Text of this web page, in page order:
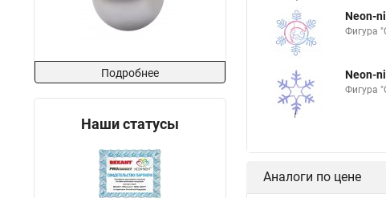
Подробнее
Наши статусы
Neon-
Фигура
Neon-
Фигура
Аналоги по цене